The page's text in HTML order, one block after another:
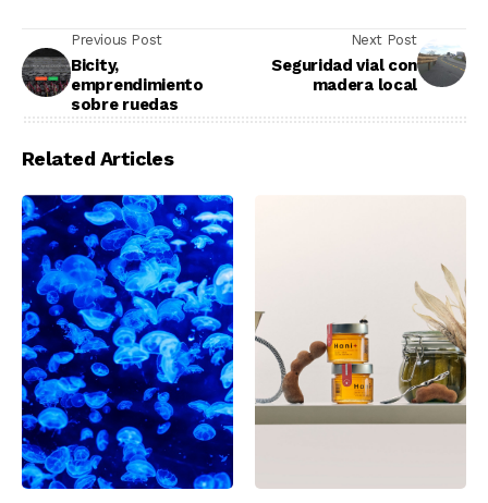
Previous Post
Bicity,
emprendimiento
sobre ruedas
Next Post
Seguridad vial con
madera local
Related Articles